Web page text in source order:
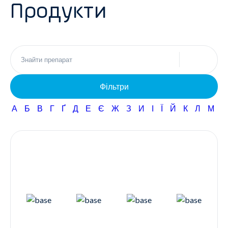
Неврологія
Фармаконагляд
Кар'єра
Продукти
Фільтри
А Б В Г Ґ Д Е Є Ж З И І Ї Й К Л М